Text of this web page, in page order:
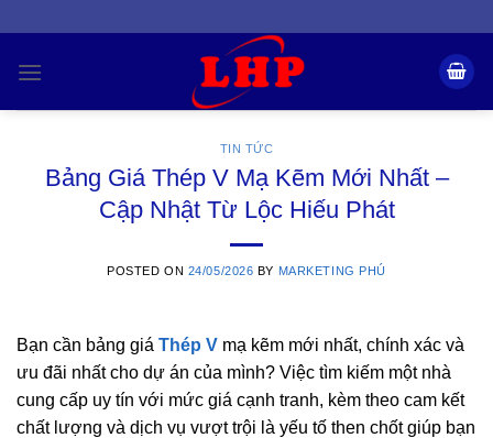
content
TIN TỨC
Bảng Giá Thép V Mạ Kẽm Mới Nhất –
Cập Nhật Từ Lộc Hiếu Phát
POSTED ON 24/05/2026 BY MARKETING PHÚ
Bạn cần bảng giá Thép V mạ kẽm mới nhất, chính xác và
ưu đãi nhất cho dự án của mình? Việc tìm kiếm một nhà
cung cấp uy tín với mức giá cạnh tranh, kèm theo cam kết
chất lượng và dịch vụ vượt trội là yếu tố then chốt giúp bạn